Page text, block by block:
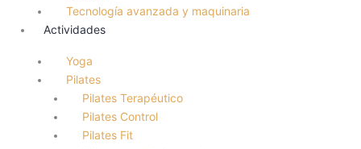
Tecnología avanzada y maquinaria
Actividades
Yoga
Pilates
Pilates Terapéutico
Pilates Control
Pilates Fit